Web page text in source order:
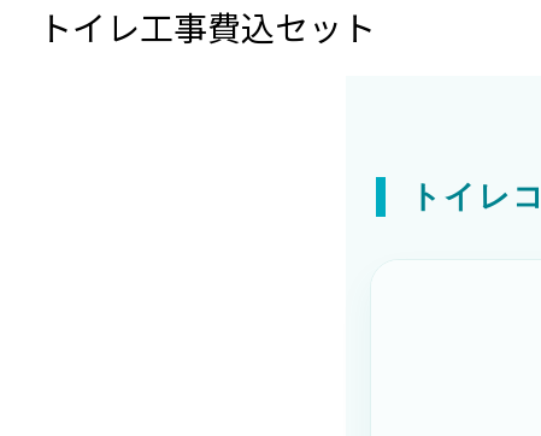
トイレ工事費込セット
トイレ